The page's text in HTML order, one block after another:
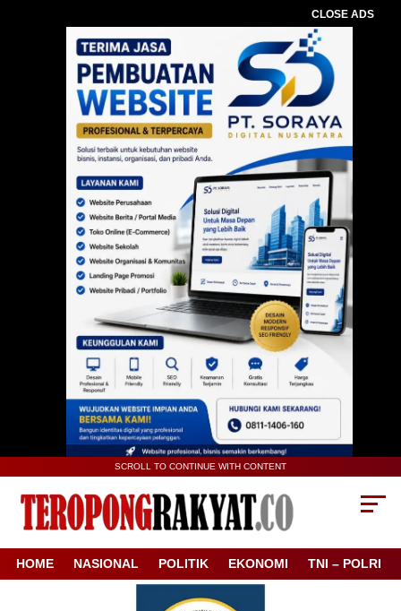
CLOSE ADS
SCROLL TO CONTINUE WITH CONTENT
HOME NASIONAL POLITIK EKONOMI TNI – POLRI